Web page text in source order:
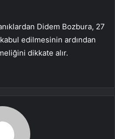
Didem Bozbura, 27
edilmesinin ardından
dikkate alır.